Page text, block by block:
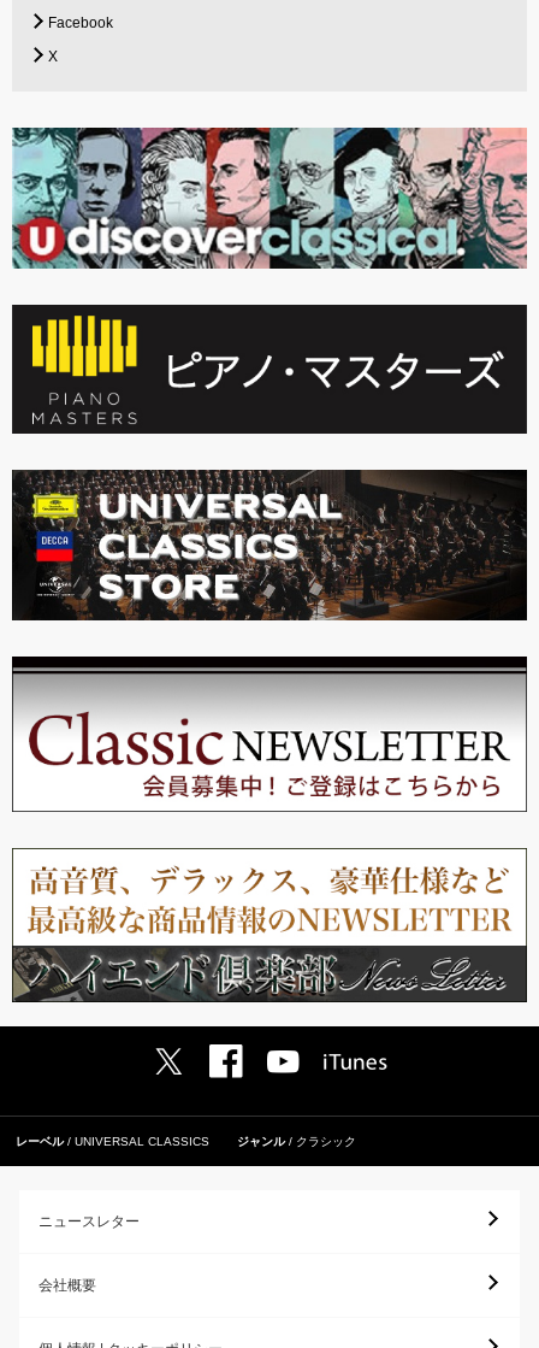
Facebook
X
レーベル UNIVERSAL CLASSICS ジャンル クラシック
ニュースレター
会社概要